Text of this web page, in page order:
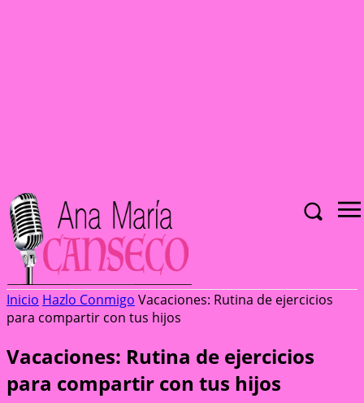
Inicio Hazlo Conmigo Vacaciones: Rutina de ejercicios
para compartir con tus hijos
Vacaciones: Rutina de ejercicios
para compartir con tus hijos